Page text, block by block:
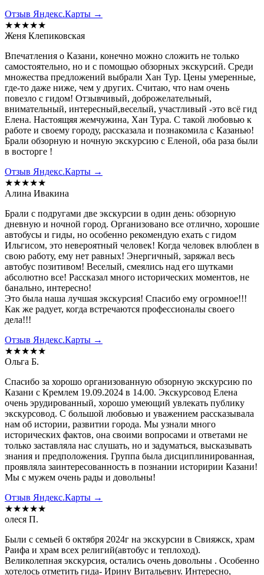
Отзыв Яндекс.Карты →
★★★★★
Женя Клепиковская
Впечатления о Казани, конечно можно сложить не только
самостоятельно, но и с помощью обзорных экскурсий. Среди
множества предложений выбрали Хан Тур. Цены умеренные,
где-то даже ниже, чем у других. Считаю, что нам очень
повезло с гидом! Отзывчивый, доброжелательный,
внимательный, интересный,веселый, участливый -это всё гид
Елена. Настоящяя жемчужина, Хан Тура. С такой любовью к
работе и своему городу, рассказала и познакомила с Казанью!
Брали обзорную и ночную экскурсию с Еленой, оба раза были
в восторге !
Отзыв Яндекс.Карты →
★★★★★
Алина Ивакина
Брали с подругами две экскурсии в один день: обзорную
дневную и ночной город. Организовано все отлично, хорошие
автобусы и гиды, но особенно рекомендую ехать с гидом
Ильгисом, это невероятный человек! Когда человек влюблен в
свою работу, ему нет равных! Энергичный, заряжал весь
автобус позитивом! Веселый, смеялись над его шутками
абсолютно все! Рассказал много исторических моментов, не
банально, интересно!
Это была наша лучшая экскурсия! Спасибо ему огромное!!!
Как же радует, когда встречаются профессионалы своего
дела!!!
Отзыв Яндекс.Карты →
★★★★★
Ольга Б.
Спасибо за хорошо организованную обзорную экскурсию по
Казани с Кремлем 19.09.2024 в 14.00. Экскурсовод Елена
очень эрудированный, хорошо умеющий увлекать публику
экскурсовод. С большой любовью и уважением рассказывала
нам об истории, развитии города. Мы узнали много
исторических фактов, она своими вопросами и ответами не
только заставляла нас слушать, но и задуматься, высказывать
знания и предположения. Группа была дисциплинированная,
проявляла заинтересованность в познании историрии Казани!
Мы с мужем очень рады и довольны!
Отзыв Яндекс.Карты →
★★★★★
олеся П.
Были с семьей 6 октября 2024г на экскурсии в Свияжск, храм
Раифа и храм всех религий(автобус и теплоход).
Великолепная экскурсия, остались очень довольны . Особенно
хотелось отметить гида- Ирину Витальевну. Интересно,